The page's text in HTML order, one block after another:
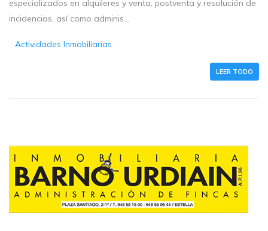
especializados en alquileres y venta, postventa y resolución de
incidencias, así como adminis...
Actividades Inmobiliarias
LEER TODO